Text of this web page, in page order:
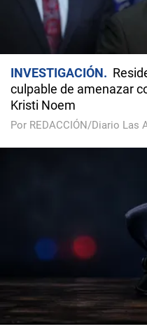
INVESTIGACIÓN
culpable de amenazar
Kristi Noem
Por REDACCIÓN/Diario Las